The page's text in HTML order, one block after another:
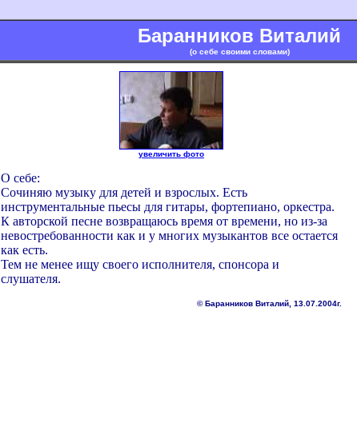
Баранников Виталий
(о себе своими словами)
увеличить фото
О себе:
Сочиняю музыку для детей и взрослых. Есть
инструментальные пьесы для гитары, фортепиано, оркестра.
К авторской песне возвращаюсь время от времени, но из-за
невостребованности как и у многих музыкантов все остается
как есть.
Тем не менее ищу своего исполнителя, спонсора и
слушателя.
© Баранников Виталий, 13.07.2004г.